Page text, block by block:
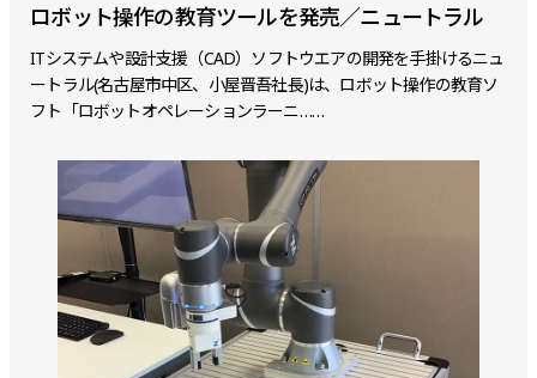
ロボット操作の教育ツールを発売／ニュートラル
ITシステムや設計支援（CAD）ソフトウエアの開発を手掛けるニュ
ートラル(名古屋市中区、小屋晋吾社長)は、ロボット操作の教育ソ
フト「ロボットオペレーションラーニ……